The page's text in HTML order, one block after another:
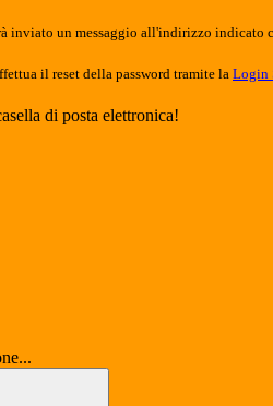
inviato un messaggio all'indirizzo indicato
il reset della password tramite la Login
di posta elettronica!